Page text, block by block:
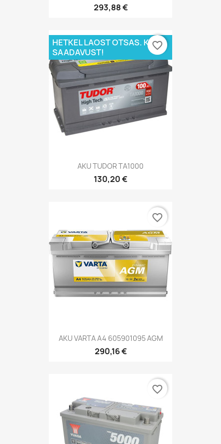
293,88 €
AKU TUDOR TA1000
130,20 €
HETKEL LAOST OTSAS. KÜSI
SAADAVUST!
favorite_border
AKU VARTA A4 605901095 AGM
290,16 €
favorite_border
favorite_border